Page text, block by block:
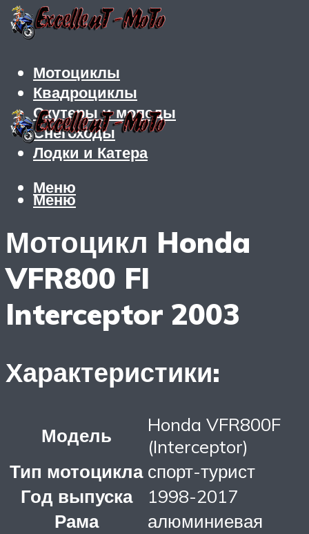
Мотоциклы
Квадроциклы
Скутеры и мопеды
Снегоходы
Лодки и Катера
Меню
Меню
Мотоцикл Honda
VFR800 FI
Interceptor 2003
Характеристики:
Модель
Honda VFR800F
(Interceptor)
Тип мотоцикла спорт-турист
Год выпуска
1998-2017
Рама
алюминиевая